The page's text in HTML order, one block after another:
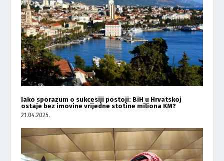
Iako sporazum o sukcesiji postoji: BiH u Hrvatskoj
ostaje bez imovine vrijedne stotine miliona KM?
21.04.2025.